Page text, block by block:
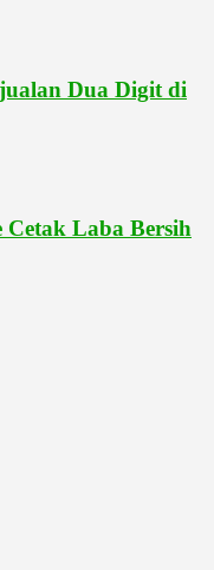
Dua Digit di
Cetak Laba Bersih